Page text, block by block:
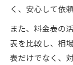
く、安心して依
また、料金表の
表を比較し、相
表だけでなく、